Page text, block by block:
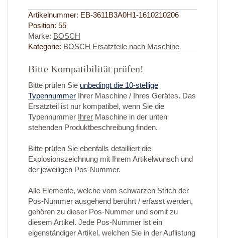
Artikelnummer: EB-3611B3A0H1-1610210206
Position: 55
Marke: BOSCH
Kategorie: BOSCH Ersatzteile nach Maschine
Bitte Kompatibilität prüfen!
Bitte prüfen Sie unbedingt die 10-stellige
Typennummer Ihrer Maschine / Ihres Gerätes. Das
Ersatzteil ist nur kompatibel, wenn Sie die
Typennummer Ihrer Maschine in der unten
stehenden Produktbeschreibung finden.
Bitte prüfen Sie ebenfalls detailliert die
Explosionszeichnung mit Ihrem Artikelwunsch und
der jeweiligen Pos-Nummer.
Alle Elemente, welche vom schwarzen Strich der
Pos-Nummer ausgehend berührt / erfasst werden,
gehören zu dieser Pos-Nummer und somit zu
diesem Artikel. Jede Pos-Nummer ist ein
eigenständiger Artikel, welchen Sie in der Auflistung